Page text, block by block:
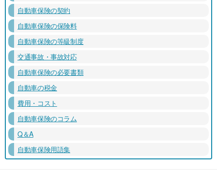
自動車保険の契約
自動車保険の保険料
自動車保険の等級制度
交通事故・事故対応
自動車保険の必要書類
自動車の税金
費用・コスト
自動車保険のコラム
Q＆A
自動車保険用語集